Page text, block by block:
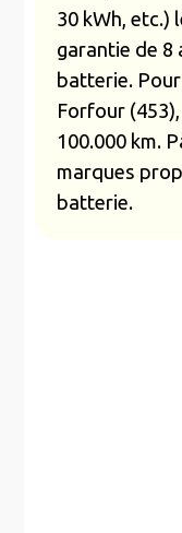
30 kWh, etc.)
garantie de 8
batterie.
Forfour
100.000 km.
marques
batterie.